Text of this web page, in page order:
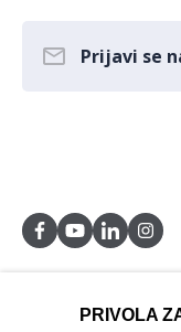
PRIVOLA
Prijavi se